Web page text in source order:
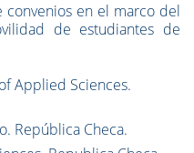
en el marco del
de estudiantes de
Applied Sciences.
República Checa.